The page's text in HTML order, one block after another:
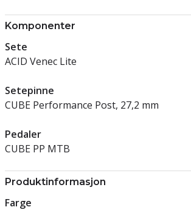
Komponenter
Sete
ACID Venec Lite
Setepinne
CUBE Performance Post, 27,2 mm
Pedaler
CUBE PP MTB
Produktinformasjon
Farge